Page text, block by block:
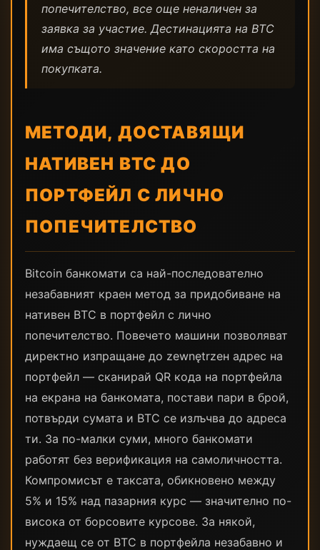
попечителство, все още неналичен за
заявка за участие. Дестинацията на BTC
има същото значение като скоростта на
покупката.
МЕТОДИ, ДОСТАВЯЩИ
НАТИВЕН BTC ДО
ПОРТФЕЙЛ С ЛИЧНО
ПОПЕЧИТЕЛСТВО
Bitcoin банкомати са най-последователно
незабавният краен метод за придобиване на
нативен BTC в портфейл с лично
попечителство. Повечето машини позволяват
директно изпращане до zewnętrzен адрес на
портфейл — сканирай QR кода на портфейла
на екрана на банкомата, постави пари в брой,
потвърди сумата и BTC се излъчва до адреса
ти. За по-малки суми, много банкомати
работят без верификация на самоличността.
Компромисът е таксата, обикновено между
5% и 15% над пазарния курс — значително по-
висока от борсовите курсове. За някой,
нуждаещ се от BTC в портфейла незабавно и